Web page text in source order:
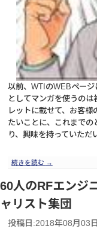
以前、WTIのWEBペー
としてマンガを使うの
レットに載せて、お客
たいことに、これまでの
り、興味を持っていただ
続きを読む →
60人のRFエンジ
ャリスト集団
投稿日:2018年08月03日